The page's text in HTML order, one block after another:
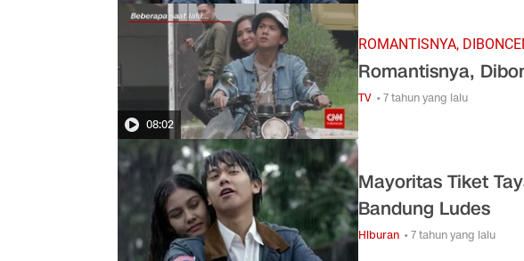
08:02
ROMANTISNYA,
Romantisnya,
TV • 7 tahun yang lalu
Mayoritas Tiket
Bandung Ludes
Hiburan • 7 tahun yang lalu